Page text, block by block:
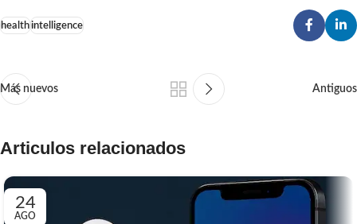
healthintelligence
Más nuevos Antiguos
Articulos relacionados
24
AGO